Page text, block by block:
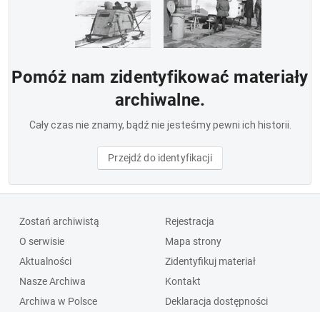
Pomóż nam zidentyfikować materiały
archiwalne.
Cały czas nie znamy, bądź nie jesteśmy pewni ich historii.
Przejdź do identyfikacji
Zostań archiwistą
O serwisie
Aktualności
Nasze Archiwa
Archiwa w Polsce
Rejestracja
Mapa strony
Zidentyfikuj materiał
Kontakt
Deklaracja dostępności